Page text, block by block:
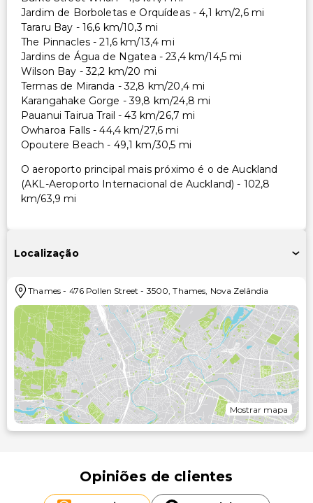
Jardim de Borboletas e Orquídeas - 4,1 km/2,6 mi
Tararu Bay - 16,6 km/10,3 mi
The Pinnacles - 21,6 km/13,4 mi
Jardins de Água de Ngatea - 23,4 km/14,5 mi
Wilson Bay - 32,2 km/20 mi
Termas de Miranda - 32,8 km/20,4 mi
Karangahake Gorge - 39,8 km/24,8 mi
Pauanui Tairua Trail - 43 km/26,7 mi
Owharoa Falls - 44,4 km/27,6 mi
Opoutere Beach - 49,1 km/30,5 mi
O aeroporto principal mais próximo é o de Auckland
(AKL-Aeroporto Internacional de Auckland) - 102,8
km/63,9 mi
Localização
Thames - 476 Pollen Street - 3500 ,Thames Nova Zelândia
Mostrar mapa
Opiniões de clientes